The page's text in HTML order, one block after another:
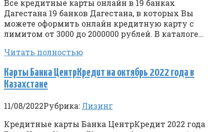
Все кредитные карты онлайн в 19 банках
Дагестана 19 банков Дагестана, в которых Вы
можете оформить онлайн кредитную карту с
лимитом от 3000 до 2000000 рублей. В каталоге…
Читать полностью
Карты Банка ЦентрКредит на октябрь 2022 года в
Казахстане
11/08/2022Рубрика:Лизинг
Кредитные карты Банка ЦентрКредит 2022 года